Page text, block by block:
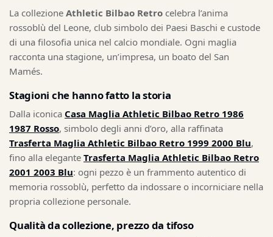
La collezione Athletic Bilbao Retro celebra l’anima
rossoblù del Leone, club simbolo dei Paesi Baschi e custode
di una filosofia unica nel calcio mondiale. Ogni maglia
racconta una stagione, un’impresa, un boato del San
Mamés.
Stagioni che hanno fatto la storia
Dalla iconica Casa Maglia Athletic Bilbao Retro 1986
1987 Rosso, simbolo degli anni d’oro, alla raffinata
Trasferta Maglia Athletic Bilbao Retro 1999 2000 Blu,
fino alla elegante Trasferta Maglia Athletic Bilbao Retro
2001 2003 Blu: ogni pezzo è un frammento autentico di
memoria rossoblù, perfetto da indossare o incorniciare nella
propria collezione personale.
Qualità da collezione, prezzo da tifoso